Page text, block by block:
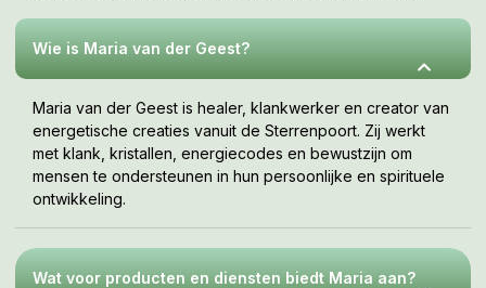
Wie is Maria van der Geest?
Maria van der Geest is healer, klankwerker en creator van
energetische creaties vanuit de Sterrenpoort. Zij werkt
met klank, kristallen, energiecodes en bewustzijn om
mensen te ondersteunen in hun persoonlijke en spirituele
ontwikkeling.
Wat voor producten en diensten biedt Maria aan?